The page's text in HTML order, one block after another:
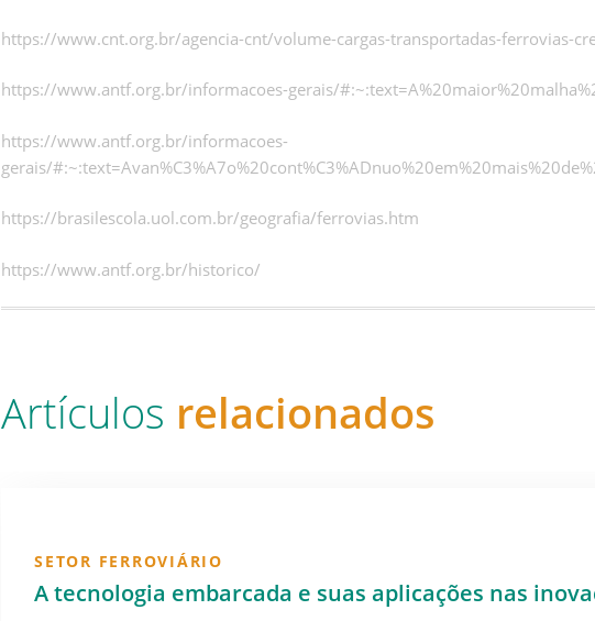
https://www.cnt.org.br/agencia-cnt/volume-cargas-transportadas-ferrovias-
https://www.antf.org.br/informacoes-gerais/
https://www.antf.org.br/informacoes-
gerais/
https://brasilescola.uol.com.br/geografia/ferrovias.htm
https://www.antf.org.br/historico/
Artículos relacionados
SETOR FERROVIÁRIO
A tecnologia embarcada e suas aplicações nas